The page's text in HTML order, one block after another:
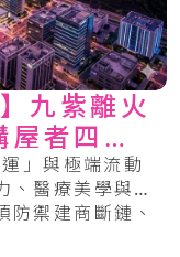
九紫離火
者四大
」與極端流動
、醫療美學與情
禦建商斷鏈、